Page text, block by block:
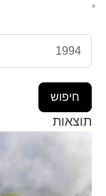
תוצאות